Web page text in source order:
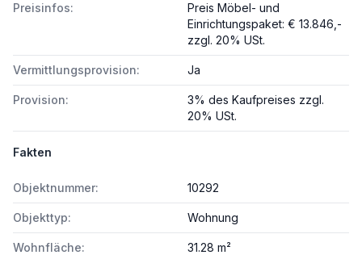
Preisinfos:
Preis Möbel- und
Einrichtungspaket: € 13.846,-
zzgl. 20% USt.
Vermittlungsprovision: Ja
Provision:
3% des Kaufpreises zzgl.
20% USt.
Fakten
Objektnummer: 10292
Objekttyp: Wohnung
Wohnfläche: 31.28 m²